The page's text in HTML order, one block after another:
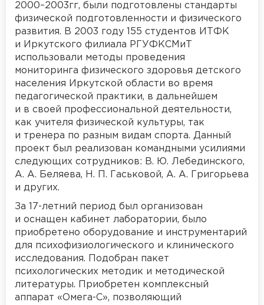
2000–2003гг, были подготовлены стандарты
физической подготовленности и физического
развития. В 2003 году 155 студентов ИТФК
и Иркутского филиала РГУФКСМиТ
использовали методы проведения
мониторинга физического здоровья детского
населения Иркутской области во время
педагогической практики, в дальнейшем
и в своей профессиональной деятельности,
как учителя физической культуры, так
и тренера по разным видам спорта. Данный
проект был реализован командными усилиями
следующих сотрудников: В. Ю. Лебединского,
А. А. Беляева, Н. П. Гаськовой, А. А. Григорьева
и других.
За 17-летний период был организован
и оснащен кабинет лаборатории, было
приобретено оборудование и инструментарий
для психофизиологического и клинического
исследования. Подобран пакет
психологических методик и методической
литературы. Приобретен комплексный
аппарат «Омега-С», позволяющий